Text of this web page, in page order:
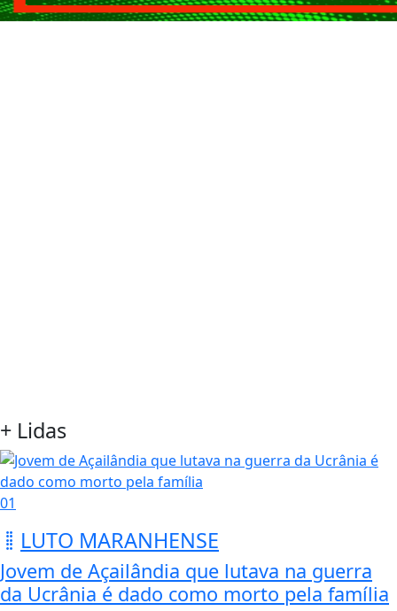
+ Lidas
01
LUTO MARANHENSE
Jovem de Açailândia que lutava na guerra
da Ucrânia é dado como morto pela família